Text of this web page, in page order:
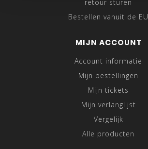
retour sturen
Bestellen vanuit de EU
MIJN ACCOUNT
Account informatie
Mijn bestellingen
Mijn tickets
Mijn verlanglijst
Vergelijk
Alle producten